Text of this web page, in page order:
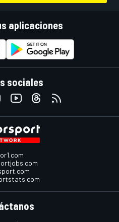
aplicaciones
sociales